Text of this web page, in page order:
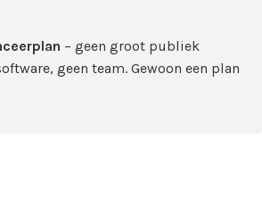
– geen groot publiek
geen team. Gewoon een plan